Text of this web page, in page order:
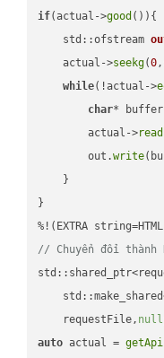
if(actual->good ()){
std::ofstream
    actual->
seekg(0
while(!actual->
char*
        actual->
read
        out.
write
    }
}
// Chuyển đổi thành
    requestFile,
auto actual = getApi